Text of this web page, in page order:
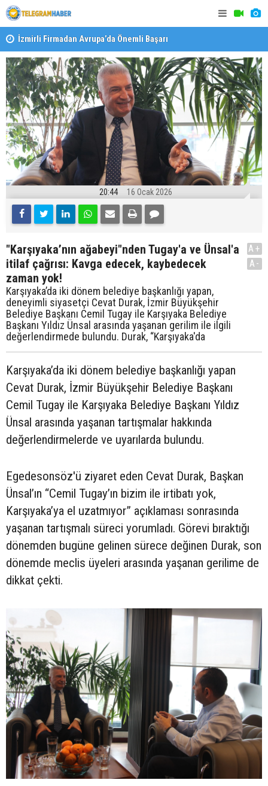
İzmirli Firmadan Avrupa’da Önemli Başarı
Devlet
20:44 16 Ocak 2026
"Karşıyaka’nın ağabeyi"nden Tugay'a ve Ünsal'a
itilaf çağrısı: Kavga edecek, kaybedecek
zaman yok!
Karşıyaka’da iki dönem belediye başkanlığı yapan,
deneyimli siyasetçi Cevat Durak, İzmir Büyükşehir
Belediye Başkanı Cemil Tugay ile Karşıyaka Belediye
Başkanı Yıldız Ünsal arasında yaşanan gerilim ile ilgili
değerlendirmede bulundu. Durak, “Karşıyaka'da
A+
A-
Karşıyaka’da iki dönem belediye başkanlığı yapan
Cevat Durak, İzmir Büyükşehir Belediye Başkanı
Cemil Tugay ile Karşıyaka Belediye Başkanı Yıldız
Ünsal arasında yaşanan tartışmalar hakkında
değerlendirmelerde ve uyarılarda bulundu.
Egedesonsöz'ü ziyaret eden Cevat Durak, Başkan
Ünsal’ın “Cemil Tugay’ın bizim ile irtibatı yok,
Karşıyaka’ya el uzatmıyor” açıklaması sonrasında
yaşanan tartışmalı süreci yorumladı. Görevi bıraktığı
dönemden bugüne gelinen sürece değinen Durak, son
dönemde meclis üyeleri arasında yaşanan gerilime de
dikkat çekti.